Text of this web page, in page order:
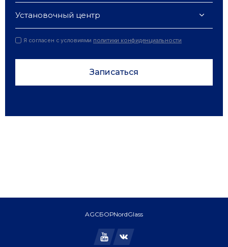
Установочный центр
Я согласен с условиями политики конфиденциальности
Записаться
AGCБОРNordGlass